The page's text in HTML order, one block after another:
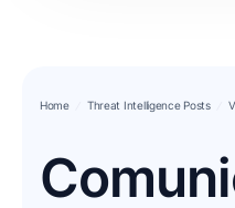
Home Threat Intelligence Posts